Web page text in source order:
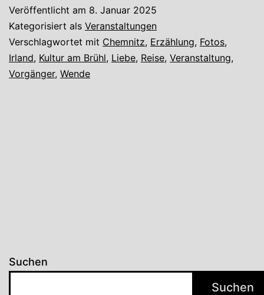
längst
überfällige
Reise
Veröffentlicht am 8. Januar 2025
Kategorisiert als Veranstaltungen
Verschlagwortet mit Chemnitz, Erzählung, Fotos,
Irland, Kultur am Brühl, Liebe, Reise, Veranstaltung,
Vorgänger, Wende
Suchen
Suchen